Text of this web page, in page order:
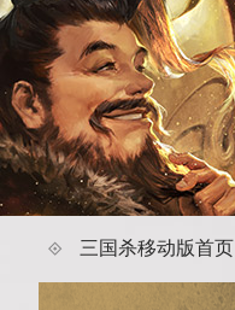
三国杀移动版首页